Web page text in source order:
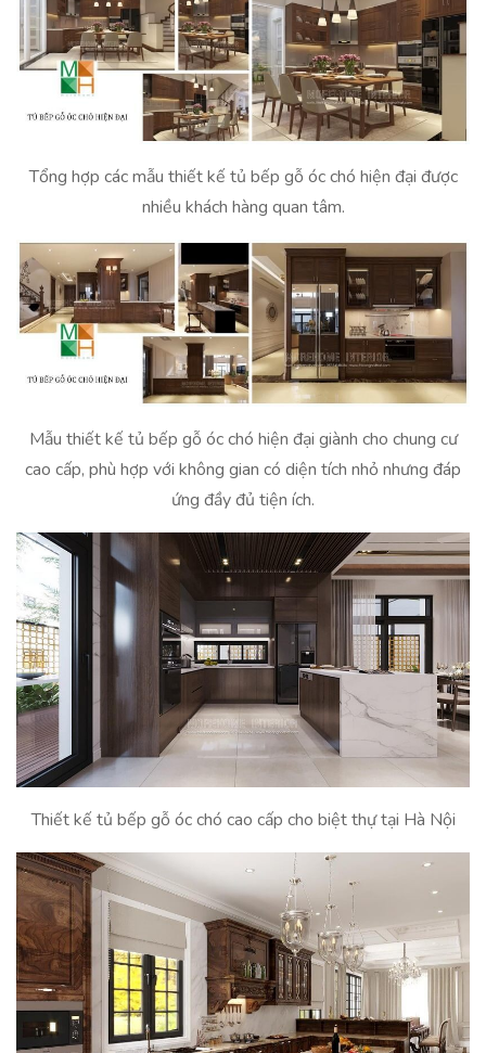
Tổng hợp các mẫu thiết kế tủ bếp gỗ óc chó hiện đại được
nhiều khách hàng quan tâm.
Mẫu thiết kế tủ bếp gỗ óc chó hiện đại giành cho chung cư
cao cấp, phù hợp với không gian có diện tích nhỏ nhưng đáp
ứng đầy đủ tiện ích.
Thiết kế tủ bếp gỗ óc chó cao cấp cho biệt thự tại Hà Nội